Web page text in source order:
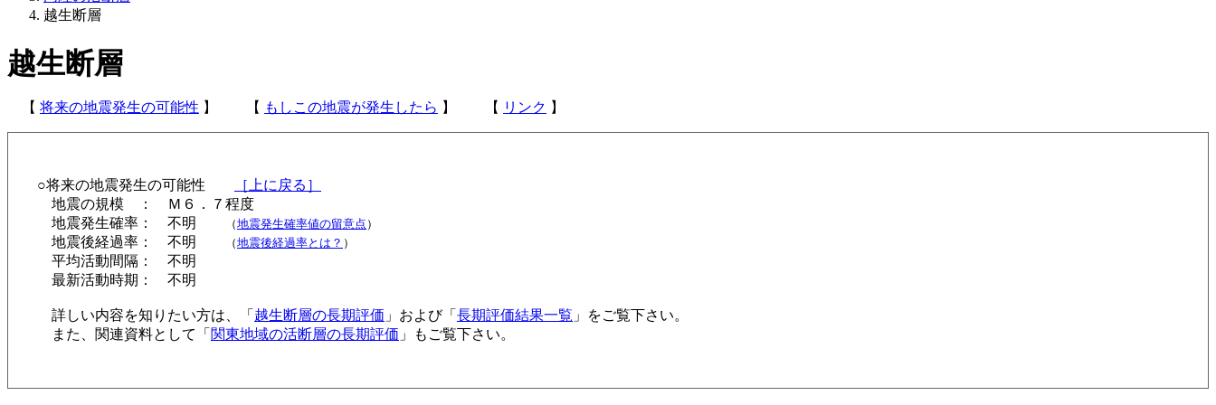
越生断層
越生断層
【 将来の地震発生の可能性 】 【 もしこの地震が発生したら 】 【 リンク 】
○将来の地震発生の可能性
［上に戻る］
地震の規模 ： Ｍ６．７程度
地震発生確率： 不明
（地震発生確率値の留意点 ）
地震後経過率： 不明 （地震後経過率とは？ ）
平均活動間隔： 不明
最新活動時期： 不明
詳しい内容を知りたい方は、「 越生断層の長期評価 」および「 長期評価結果一覧 」をご覧下さい。
また、関連資料として「 関東地域の活断層の長期評価 」もご覧下さい。